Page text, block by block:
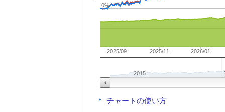
2025/09 2025/11 2026/01
2015
0%
チャートの使い方